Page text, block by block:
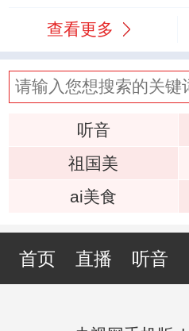
查看更多
听音
祖国美
ai美食
首页 直播 听音